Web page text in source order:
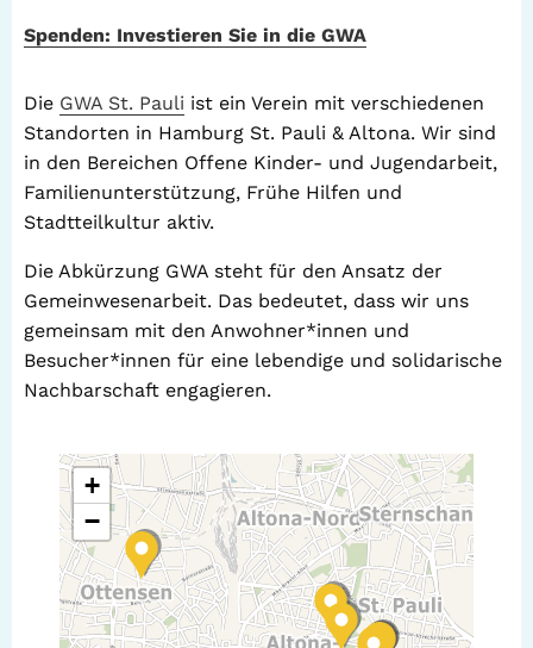
Spenden: Investieren Sie in die GWA
Die GWA St. Pauli ist ein Verein mit verschiedenen
Standorten in Hamburg St. Pauli & Altona. Wir sind
in den Bereichen Offene Kinder- und Jugendarbeit,
Familienunterstützung, Frühe Hilfen und
Stadtteilkultur aktiv.
Die Abkürzung GWA steht für den Ansatz der
Gemeinwesenarbeit. Das bedeutet, dass wir uns
gemeinsam mit den Anwohner*innen und
Besucher*innen für eine lebendige und solidarische
Nachbarschaft engagieren.
+
−